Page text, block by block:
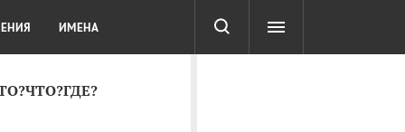
ТЕСТЫ
ИМЕНА